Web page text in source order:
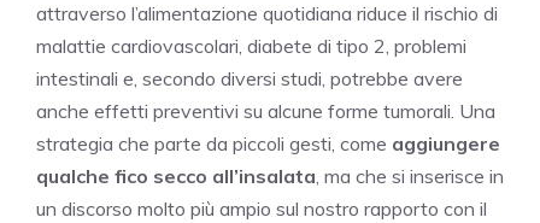
attraverso l’alimentazione quotidiana riduce il rischio di
malattie cardiovascolari, diabete di tipo 2, problemi
intestinali e, secondo diversi studi, potrebbe avere
anche effetti preventivi su alcune forme tumorali. Una
strategia che parte da piccoli gesti, come aggiungere
qualche fico secco all’insalata, ma che si inserisce in
un discorso molto più ampio sul nostro rapporto con il